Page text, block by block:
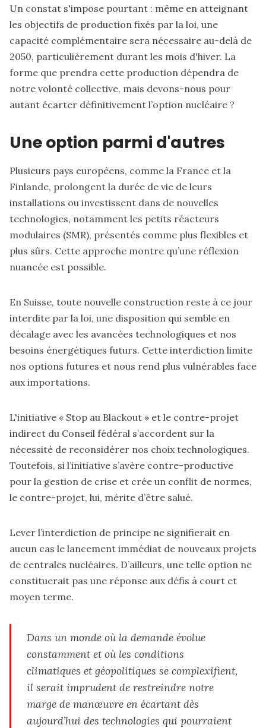
Un constat s'impose pourtant : même en atteignant
les objectifs de production fixés par la loi, une
capacité complémentaire sera nécessaire au-delà de
2050, particulièrement durant les mois d'hiver. La
forme que prendra cette production dépendra de
notre volonté collective, mais devons-nous pour
autant écarter définitivement l’option nucléaire ?
Une option parmi d'autres
Plusieurs pays européens, comme la France et la
Finlande, prolongent la durée de vie de leurs
installations ou investissent dans de nouvelles
technologies, notamment les petits réacteurs
modulaires (SMR), présentés comme plus flexibles et
plus sûrs. Cette approche montre qu’une réflexion
nuancée est possible.
En Suisse, toute nouvelle construction reste à ce jour
interdite par la loi, une disposition qui semble en
décalage avec les avancées technologiques et nos
besoins énergétiques futurs. Cette interdiction limite
nos options futures et nous rend plus vulnérables face
aux importations.
L'initiative « Stop au Blackout » et le contre-projet
indirect du Conseil fédéral s’accordent sur la
nécessité de reconsidérer nos choix technologiques.
Toutefois, si l’initiative s’avère contre-productive
pour la gestion de crise et crée un conflit de normes,
le contre-projet, lui, mérite d’être salué.
Lever l’interdiction de principe ne signifierait en
aucun cas le lancement immédiat de nouveaux projets
de centrales nucléaires. D’ailleurs, une telle option ne
constituerait pas une réponse aux défis à court et
moyen terme.
Dans un monde où la demande évolue
constamment et où les conditions
climatiques et géopolitiques se complexifient,
il serait imprudent de restreindre notre
marge de manœuvre en écartant dès
aujourd’hui des technologies qui pourraient